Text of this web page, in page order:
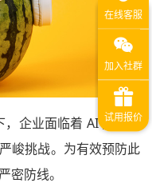
企业面临着 AI 换脸拟
峻挑战。为有效预防此
密防线。